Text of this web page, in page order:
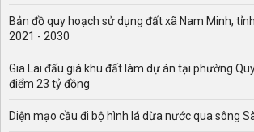
Bản đồ quy hoạch sử dụng đất xã Nam Minh,
2021 - 2030
Gia Lai đấu giá khu đất làm dự án tại phường
điểm 23 tỷ đồng
Diện mạo cầu đi bộ hình lá dừa nước qua sông